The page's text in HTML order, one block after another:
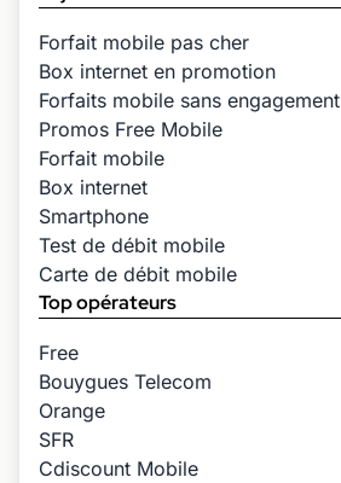
Forfait mobile pas cher
Box internet en promotion
Forfaits mobile sans engagement
Promos Free Mobile
Forfait mobile
Box internet
Smartphone
Test de débit mobile
Carte de débit mobile
Top opérateurs
Free
Bouygues Telecom
Orange
SFR
Cdiscount Mobile